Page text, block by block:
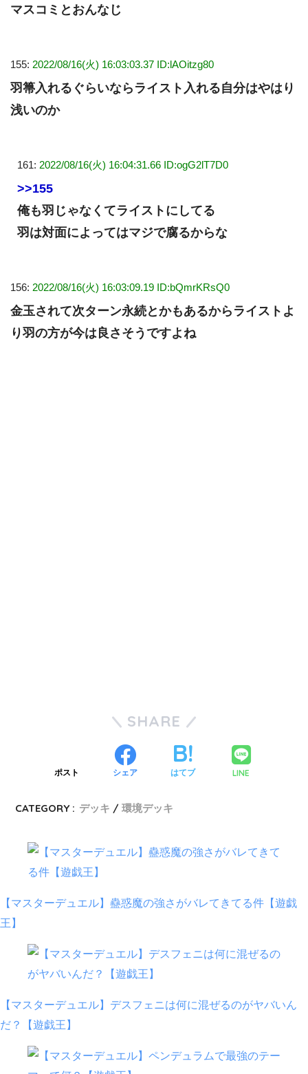
マスコミとおんなじ
155: 2022/08/16(火) 16:03:03.37 ID:lAOitzg80
羽箒入れるぐらいならライスト入れる自分はやはり
浅いのか
161: 2022/08/16(火) 16:04:31.66 ID:ogG2lT7D0
>>155
俺も羽じゃなくてライストにしてる
羽は対面によってはマジで腐るからな
156: 2022/08/16(火) 16:03:09.19 ID:bQmrKRsQ0
金玉されて次ターン永続とかもあるからライストよ
り羽の方が今は良さそうですよね
SHARE
ポスト シェア はてブ LINE
CATEGORY : デッキ 環境デッキ
【マスターデュエル】蠱惑魔の強さがバレてきてる件【遊戯
王】
【マスターデュエル】デスフェニは何に混ぜるのがヤバいん
だ？【遊戯王】